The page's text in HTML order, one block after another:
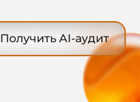
Получить AI-аудит